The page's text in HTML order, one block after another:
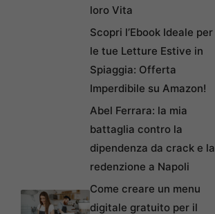
loro Vita
Scopri l’Ebook Ideale per
le tue Letture Estive in
Spiaggia: Offerta
Imperdibile su Amazon!
Abel Ferrara: la mia
battaglia contro la
dipendenza da crack e la
redenzione a Napoli
Come creare un menu
digitale gratuito per il